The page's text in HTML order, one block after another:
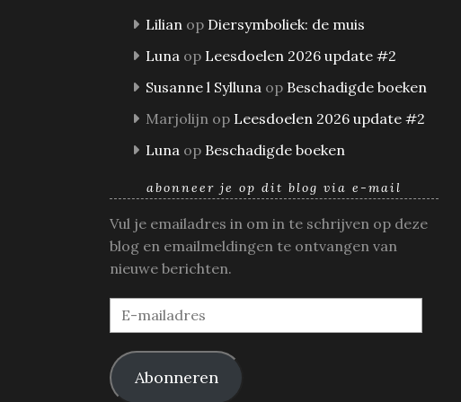
Lilian op Diersymboliek: de muis
Luna op Leesdoelen 2026 update #2
Susanne l Sylluna op Beschadigde boeken
Marjolijn op Leesdoelen 2026 update #2
Luna op Beschadigde boeken
abonneer je op dit blog via e-mail
Vul je emailadres in om in te schrijven op deze
blog en emailmeldingen te ontvangen van
nieuwe berichten.
E-
mailadres
Abonneren